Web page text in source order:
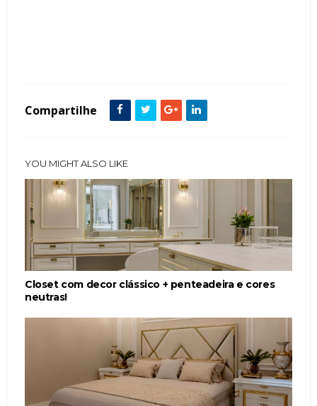
Compartilhe
YOU MIGHT ALSO LIKE
Closet com decor clássico + penteadeira e cores
neutras!